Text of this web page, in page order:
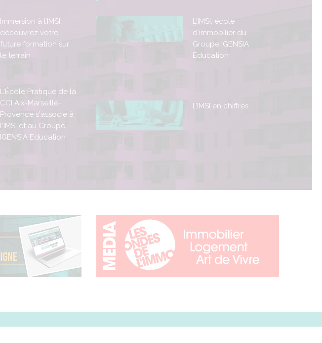
Immersion à l’IMSI :
découvrez votre
future formation sur
le terrain
L'École Pratique de la
CCI Aix-Marseille-
Provence s'associe à
l'IMSI et au Groupe
IGENSIA Education
L'IMSI, école
d'immobilier du
Groupe IGENSIA
Education
L’IMSI en chiffres